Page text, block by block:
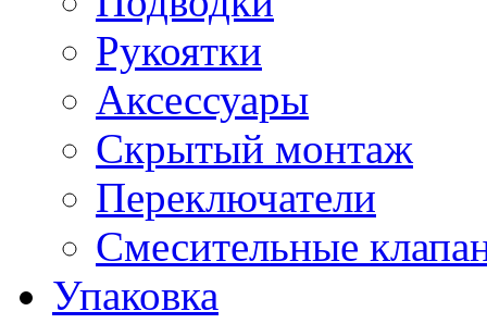
Рукоятки
Аксессуары
Скрытый монтаж
Переключатели
Смесительные
Упаковка